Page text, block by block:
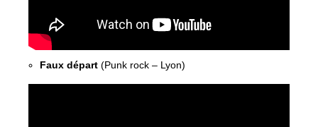
Faux départ (Punk rock – Lyon)